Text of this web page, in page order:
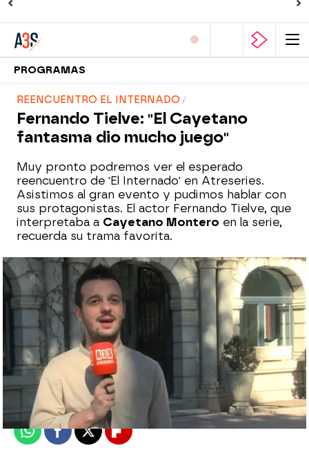
PROGRAMAS
REENCUENTRO EL INTERNADO
Fernando Tielve: "El Cayetano
fantasma dio mucho juego"
Muy pronto podremos ver el esperado
reencuentro de 'El Internado' en Atreseries.
Asistimos al gran evento y pudimos hablar con
sus protagonistas. El actor Fernando Tielve, que
interpretaba a Cayetano Montero en la serie,
recuerda su trama favorita.
atreseries
Madrid
Publicado: 08 de junio de 2018, 15:38
WhatsappFacebook
X Flipboard